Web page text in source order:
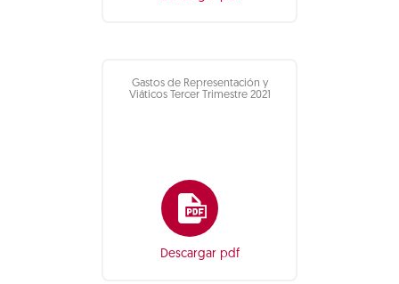
Gastos de Representación y
Viáticos Tercer Trimestre 2021
Descargar pdf